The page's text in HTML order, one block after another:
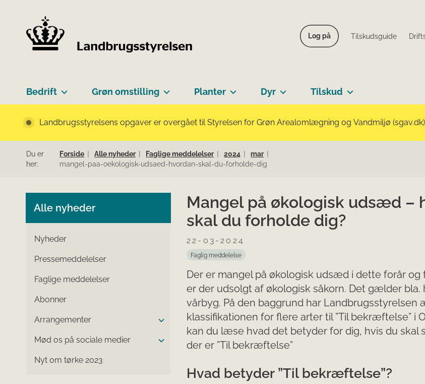
Log på Tilskudsguide
Bedrift Grøn omstilling Planter Dyr Tilskud
Landbrugsstyrelsens opgaver er overgået til Styrelsen for Grøn Arealomlægning og Vandmiljø
Du er
her:
Forside Alle nyheder Faglige meddelelser 2024
mar
mangel-paa-oekologisk-udsaed-hvordan-skal-du-forholde-dig
Alle nyheder
Nyheder
Pressemeddelelser
Faglige meddelelser
Abonner
Arrangementer
Mød os på sociale medier
Nyt om tørke 2023
Mangel på økologisk udsæd –
skal du forholde dig?
22-03-2024
Faglig meddelelse
Der er mangel på økologisk udsæd i dette forår og
er der udsolgt af økologisk såkorn. Det gælder bla.
vårbyg. På den baggrund har Landbrugsstyrelsen
klassifikationen for flere arter til ”Til bekræftelse” i
kan du læse hvad det betyder for dig, hvis du skal
der er ”Til bekræftelse”
Hvad betyder ”Til bekræftelse”?